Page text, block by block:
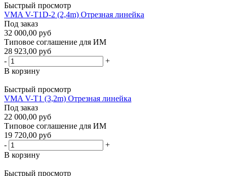
Быстрый просмотр
VMA V-T1D-2 (2,4m) Отрезная линейка
Под заказ
32 000,00 руб
Типовое соглашение для ИМ
28 923,00 руб
-
+
В корзину
Быстрый просмотр
VMA V-T1 (3,2m) Отрезная линейка
Под заказ
22 000,00 руб
Типовое соглашение для ИМ
19 720,00 руб
-
+
В корзину
Быстрый просмотр